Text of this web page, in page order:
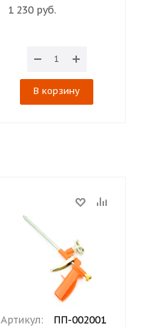
1 230 руб.
В корзину
Артикул:
ПП-002001